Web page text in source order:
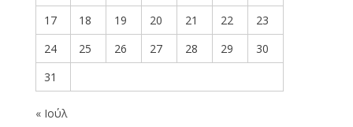
17
18 19 20 21 22
23
24
25 26 27 28 29
30
31
« Ιούλ